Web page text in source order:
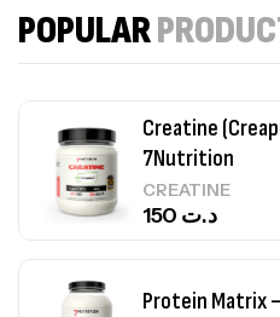
POPULARAutres
د.ت
Creatine
7Nutrition
CREATINE
د.ت
Protein Matrix